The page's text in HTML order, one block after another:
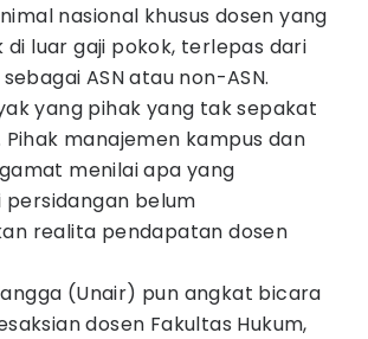
nasional khusus dosen yang
luar gaji pokok, terlepas dari
ASN atau non-ASN.
yang pihak yang tak sepakat
Pihak manajemen kampus dan
menilai apa yang
persidangan belum
realita pendapatan dosen
(Unair) pun angkat bicara
dosen Fakultas Hukum,